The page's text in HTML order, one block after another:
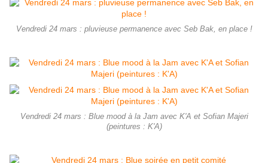
Vendredi 24 mars : pluvieuse permanence avec Seb Bak, en place !
Vendredi 24 mars : Blue mood à la Jam avec K'A et Sofian Majeri
(peintures : K'A)